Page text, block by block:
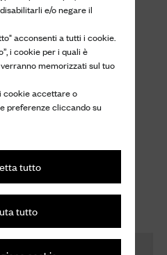
e/o negare il
acconsenti a tutti i cookie.
i cookie per i quali è
memorizzati sul tuo
cookie accettare o
preferenze cliccando su
tutto
tutto